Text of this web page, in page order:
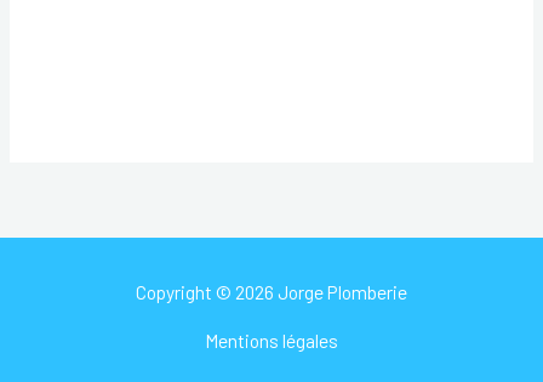
Copyright © 2026 Jorge Plomberie
Mentions légales